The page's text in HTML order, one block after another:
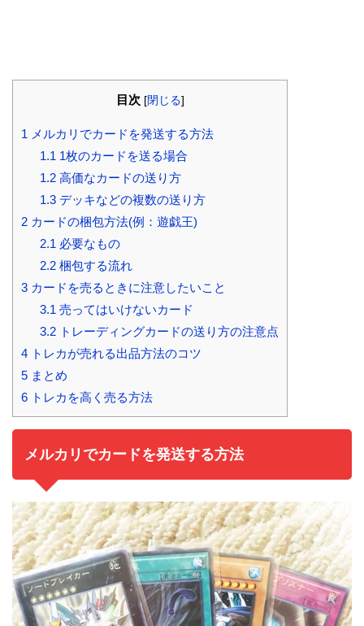
目次 [閉じる]
1 メルカリでカードを発送する方法
1.1 1枚のカードを送る場合
1.2高価なカードの送り方
1.3デッキなどの複数の送り方
2 カードの梱包方法(例：遊戯王)
2.1 必要なもの
2.2梱包する流れ
3 カードを売るときに注意したいこと
3.1 売ってはいけないカード
3.2トレーディングカードの送り方の注意点
4 トレカが売れる出品方法のコツ
5 まとめ
6 トレカを高く売る方法
メルカリでカードを発送する方法